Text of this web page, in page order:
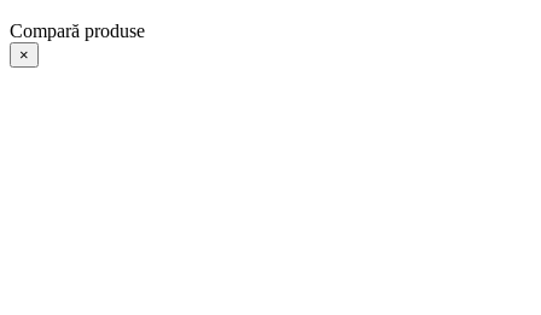
Compară produse
×